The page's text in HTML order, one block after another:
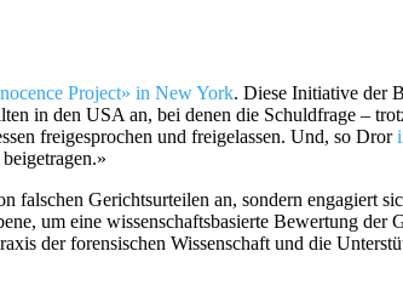
Project» in New York. Diese Initiative der
in den USA an, bei denen die Schuldfrage –
freigesprochen und freigelassen. Und, so Dror
falschen Gerichtsurteilen an, sondern engagiert
um eine wissenschaftsbasierte Bewertung
der forensischen Wissenschaft und die